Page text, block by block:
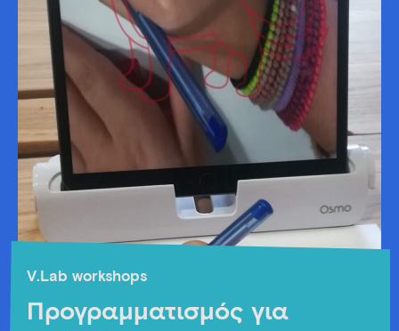
V.Lab workshops
Προγραμματισμός για